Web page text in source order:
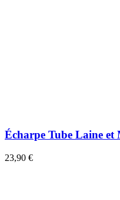
Écharpe Tube Laine
23,90 €